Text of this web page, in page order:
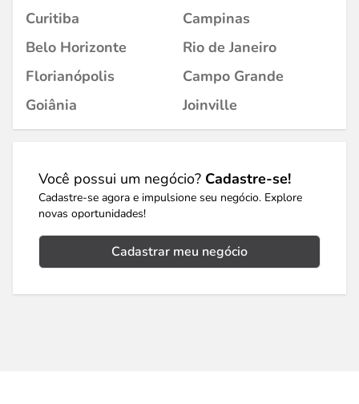
Curitiba
Campinas
Belo Horizonte
Rio de Janeiro
Florianópolis
Campo Grande
Goiânia
Joinville
Você possui um negócio? Cadastre-se!
Cadastre-se agora e impulsione seu negócio. Explore
novas oportunidades!
Cadastrar meu negócio